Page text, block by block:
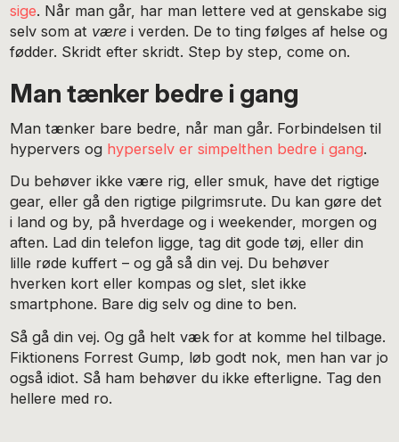
sige. Når man går, har man lettere ved at genskabe sig
selv som at være i verden. De to ting følges af helse og
fødder. Skridt efter skridt. Step by step, come on.
Man tænker bedre i gang
Man tænker bare bedre, når man går. Forbindelsen til
hypervers og hyperselv er simpelthen bedre i gang.
Du behøver ikke være rig, eller smuk, have det rigtige
gear, eller gå den rigtige pilgrimsrute. Du kan gøre det
i land og by, på hverdage og i weekender, morgen og
aften. Lad din telefon ligge, tag dit gode tøj, eller din
lille røde kuffert – og gå så din vej. Du behøver
hverken kort eller kompas og slet, slet ikke
smartphone. Bare dig selv og dine to ben.
Så gå din vej. Og gå helt væk for at komme hel tilbage.
Fiktionens Forrest Gump, løb godt nok, men han var jo
også idiot. Så ham behøver du ikke efterligne. Tag den
hellere med ro.